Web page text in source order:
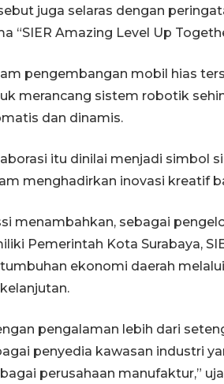
juga selaras dengan
“SIER Amazing Level Up
pengembangan mobil hias
merancang sistem robotik
dan dinamis.
itu dinilai menjadi simbol
menghadirkan inovasi kreatif
menambahkan, sebagai
Pemerintah Kota Surabaya,
ekonomi daerah
pengalaman lebih dari
penyedia kawasan industri
perusahaan manufaktur,”